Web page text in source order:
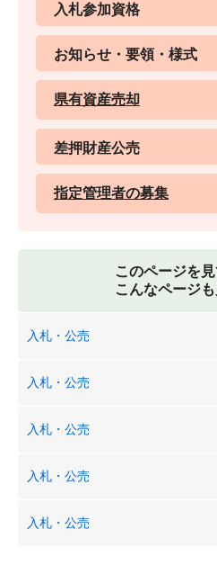
入札参加資格
お知らせ・要領・様式
県有資産売却
差押財産公売
指定管理者の募集
このページを
こんなページ
入札・公売
入札・公売
入札・公売
入札・公売
入札・公売